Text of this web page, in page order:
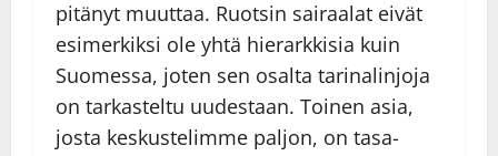
pitänyt muuttaa. Ruotsin sairaalat eivät
esimerkiksi ole yhtä hierarkkisia kuin
Suomessa, joten sen osalta tarinalinjoja
on tarkasteltu uudestaan. Toinen asia,
josta keskustelimme paljon, on tasa-